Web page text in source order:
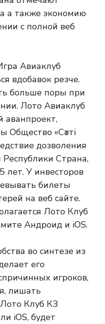
а также экономию
с полной веб
Авиаклуб
вдобавок резче.
больше поры при
Лото Авиаклуб
«Сәтті
дозволения
Страна,
лет. У инвесторов
билеты
на веб сайте.
Лото Клуб
Андроид и iOS.
во синтезе из
его
игроков,
лишать
Клуб КЗ
iOS, будет